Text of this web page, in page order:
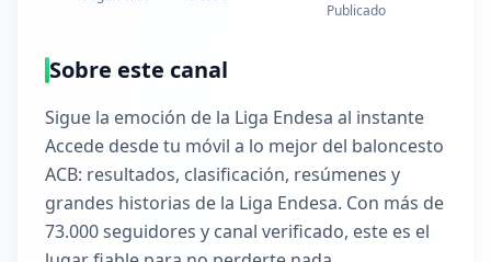
Publicado
Sobre este canal
Sigue la emoción de la Liga Endesa al instante
Accede desde tu móvil a lo mejor del baloncesto
ACB: resultados, clasificación, resúmenes y
grandes historias de la Liga Endesa. Con más de
73.000 seguidores y canal verificado, este es el